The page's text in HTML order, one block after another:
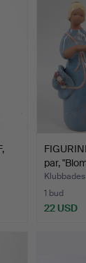
par,
1 bud
22 USD